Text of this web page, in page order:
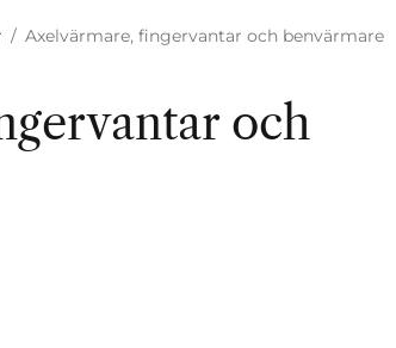
/ Axelvärmare, fingervantar och benvärmare
och